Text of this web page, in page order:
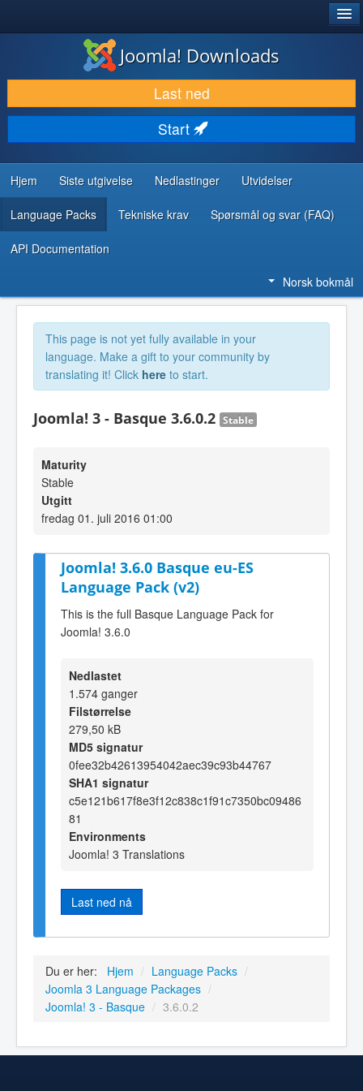
LAST NED & UTVID
OPPDAG & LÆR
SAMFUNN & BRUKERSTØTTE
UTVIKLINGSRESSURSER
Joomla! Downloads
Last ned
Start
Hjem Siste utgivelse Nedlastinger Utvidelser
Language Packs Tekniske krav Spørsmål og svar (FAQ)
API Documentation
Norsk bokmål
This page is not yet fully available in your
language. Make a gift to your community by
translating it! Click here to start.
Joomla! 3 - Basque 3.6.0.2 Stable
Maturity
Stable
Utgitt
fredag 01. juli 2016 01:00
Joomla! 3.6.0 Basque eu-ES
Language Pack (v2)
This is the full Basque Language Pack for
Joomla! 3.6.0
Nedlastet
1.574 ganger
Filstørrelse
279,50 kB
MD5 signatur
0fee32b42613954042aec39c93b44767
SHA1 signatur
c5e121b617f8e3f12c838c1f91c7350bc09486
81
Environments
Joomla! 3 Translations
Last ned nå
Du er her: Hjem / Language Packs /
Joomla 3 Language Packages /
Joomla! 3 - Basque / 3.6.0.2